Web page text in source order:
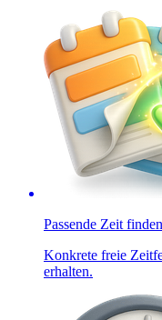
Passende Zeit finden
Konkrete freie
erhalten.